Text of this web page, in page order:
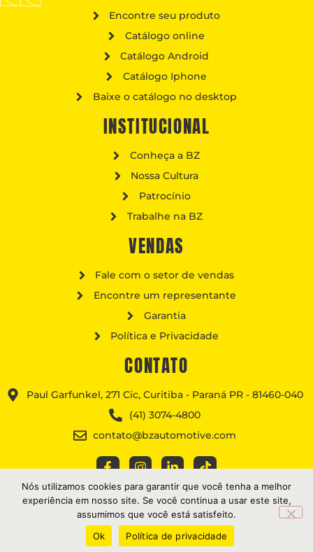
Encontre seu produto
Catálogo online
Catálogo Android
Catálogo Iphone
Baixe o catálogo no desktop
INSTITUCIONAL
Conheça a BZ
Nossa Cultura
Patrocínio
Trabalhe na BZ
VENDAS
Fale com o setor de vendas
Encontre um representante
Garantia
Política e Privacidade
CONTATO
Paul Garfunkel, 271 Cic, Curitiba - Paraná PR - 81460-040
(41) 3074-4800
contato@bzautomotive.com
AS MARCAS CITADAS SÃO REGISTRADAS PELOS SEUS FABRICANTES, SENDO
SOMENTE UTILIZADAS NESSE CATÁLOGO COMO REFERÊNCIA PARA OS
PRODUTOS.
TODOS OS DIREITOS RESERVADOS • BZ AUTOMOTIVE LTDA
Nós utilizamos cookies para garantir que você tenha a melhor
experiência em nosso site. Se você continua a usar este site,
assumimos que você está satisfeito.
Ok
Política de privacidade